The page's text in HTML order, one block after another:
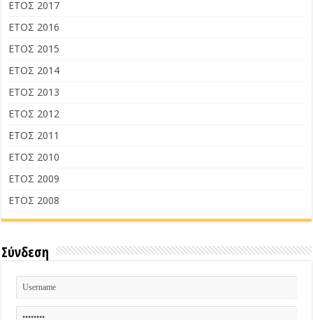
ΕΤΟΣ 2017
ΕΤΟΣ 2016
ΕΤΟΣ 2015
ΕΤΟΣ 2014
ΕΤΟΣ 2013
ΕΤΟΣ 2012
ΕΤΟΣ 2011
ΕΤΟΣ 2010
ΕΤΟΣ 2009
ΕΤΟΣ 2008
Σύνδεση